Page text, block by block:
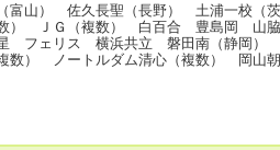
富山） 佐久長聖（長野） 土浦一校
） ＪＧ（複数） 白百合 豊島岡 山
フェリス 横浜共立 磐田南（静岡
数） ノートルダム清心（複数） 岡山